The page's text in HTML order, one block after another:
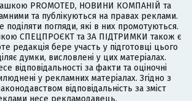
PROMOTED, НОВИНИ КОМПАНІЙ та
та публікуються на правах реклами.
поділяти погляди, які в них промотуються.
СПЕЦПРОЄКТ та ЗА ПІДТРИМКИ також є
редакція бере участь у підготовці цього
думки, висловлені у цих матеріалах.
відповідальності за факти та оціночні
у рекламних матеріалах. Згідно з
відповідальність за зміст